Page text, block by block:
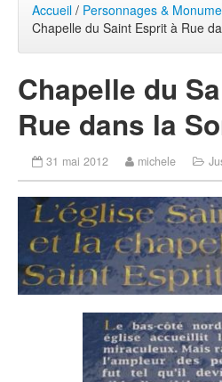
Accueil / Personnages &
Chapelle du Saint Esprit à Rue
Chapelle du
Rue dans la
31 mai 2012 michele